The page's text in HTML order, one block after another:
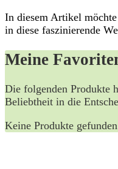
In diesem Artikel
in diese faszinierende
Meine
Die folgenden Produkte
Beliebtheit in die
Keine Produkte